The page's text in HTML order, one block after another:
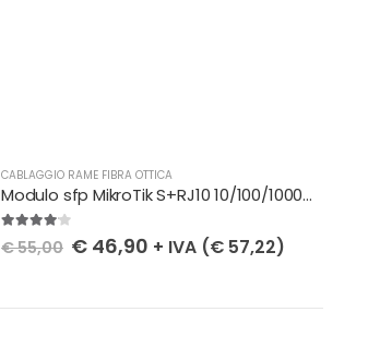
CABLAGGIO RAME FIBRA OTTICA
Modulo sfp MikroTik S+RJ10 10/100/1000M/2.5G/5G/10G copper module
€55,00 € 46,90 + IVA (€ 57,22)